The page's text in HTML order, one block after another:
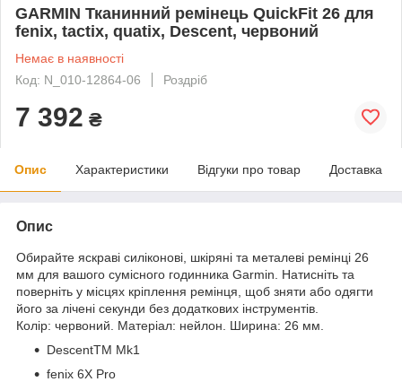
GARMIN Тканинний ремінець QuickFit 26 для
fenix, tactix, quatix, Descent, червоний
Немає в наявності
Код: N_010-12864-06
Роздріб
7 392 ₴
Опис Характеристики Відгуки про товар Доставка
Опис
Обирайте яскраві силіконові, шкіряні та металеві ремінці 26
мм для вашого сумісного годинника Garmin. Натисніть та
поверніть у місцях кріплення ремінця, щоб зняти або одягти
його за лічені секунди без додаткових інструментів.
Колір: червоний. Матеріал: нейлон. Ширина: 26 мм.
DescentTM Mk1
fenix 6X Pro